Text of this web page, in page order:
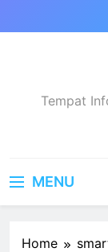
to
Tempat
MENU
Home